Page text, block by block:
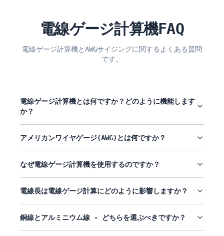
電線ゲージ計算機FAQ
電線ゲージ計算機とAWGサイジングに関するよくある質問
です。
電線ゲージ計算機とは何ですか？どのように機能します
か？
アメリカンワイヤゲージ(AWG)とは何ですか？
なぜ電線ゲージ計算機を使用するのですか？
電線長は電線ゲージ計算にどのように影響しますか？
銅線とアルミニウム線 - どちらを選ぶべきですか？